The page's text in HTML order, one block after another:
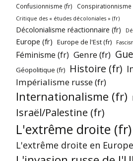
Confusionnisme (fr) Conspirationnisme
Critique des « études décoloniales » (fr)
Décolonialisme réactionnaire (fr)
Europe (fr) Europe de l'Est (fr)
Féminisme (fr) Genre (fr)
Géopolitique (fr) Histoire (fr)
Impérialisme russe (fr)
Internationalisme (fr)
Israël/Palestine (fr)
L'extrême droite (fr)
L'extrême droite en